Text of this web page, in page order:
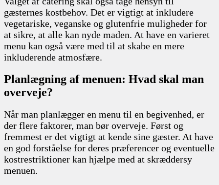
gæsternes kostbehov. Det er vigtigt at inkludere
vegetariske, veganske og glutenfrie muligheder for
at sikre, at alle kan nyde maden. At have en varieret
menu kan også være med til at skabe en mere
inkluderende atmosfære.
Planlægning af menuen: Hvad skal man
overveje?
Når man planlægger en menu til en begivenhed, er
der flere faktorer, man bør overveje. Først og
fremmest er det vigtigt at kende sine gæster. At have
en god forståelse for deres præferencer og eventuelle
kostrestriktioner kan hjælpe med at skræddersy
menuen.